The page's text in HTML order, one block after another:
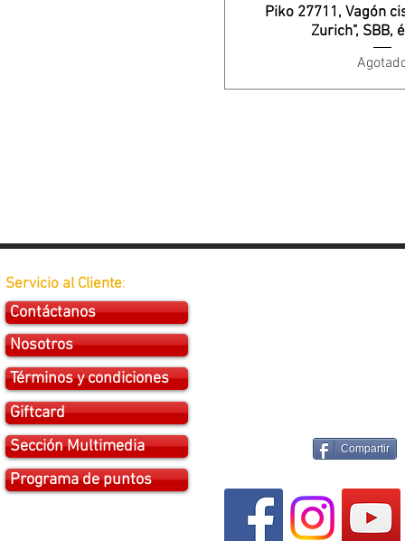
Piko 27711, Vagón
Zurich", SBB,
Servicio al Cliente:
Contáctanos
Nosotros
Términos y condiciones
Giftcard
Sección Multimedia
Programa de puntos
Compartir